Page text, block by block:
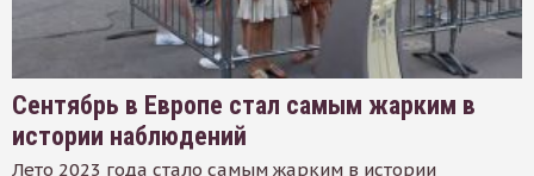
Сентябрь в Европе стал самым жарким в
истории наблюдений
Лето 2023 года стало самым жарким в истории